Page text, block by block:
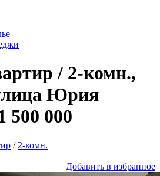
/ 2-комн.,
Юрия
500 000
/ 2-комн.
Добавить в избранное